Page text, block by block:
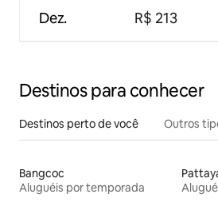
Dez. R$ 213
Destinos para conhecer
Destinos perto de você Outros
Bangcoc
Aluguéis por temporada